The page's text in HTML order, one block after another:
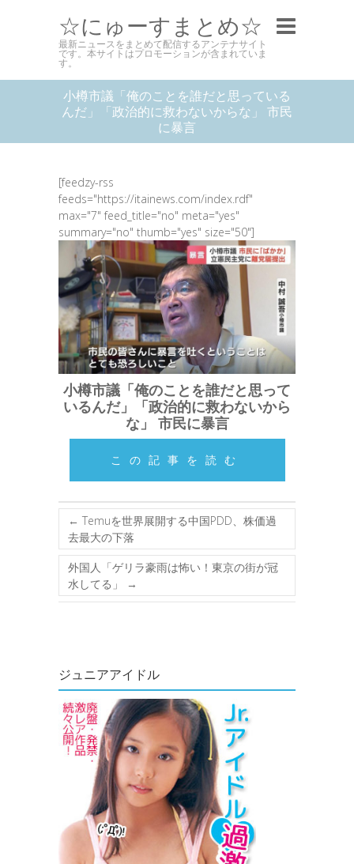
☆にゅーすまとめ☆
最新ニュースをまとめて配信するアンテナサイト
です。本サイトはプロモーションが含まれていま
す。
小樽市議「俺のことを誰だと思っている
んだ」「政治的に救わないからな」 市民
に暴言
[feedzy-rss
feeds="https://itainews.com/index.rdf"
max="7" feed_title="no" meta="yes"
summary="no" thumb="yes" size="50"]
小樽市議「俺のことを誰だと思って
いるんだ」「政治的に救わないから
な」 市民に暴言
この記事を読む
← Temuを世界展開する中国PDD、株価過
去最大の下落
外国人「ゲリラ豪雨は怖い！東京の街が冠
水してる」
→
ジュニアアイドル